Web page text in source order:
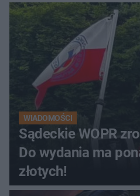
WIADOMOŚCI
Sądeckie WOPR
Do wydania ma
złotych!